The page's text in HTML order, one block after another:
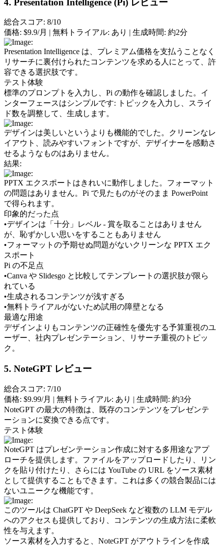
総合スコア: 8/10
価格: $9.9/月 | 無料トライアル: あり | 生成時間: 約2分
Presentation Intelligence は、プレミアム価格を支払うことなく
リサーチに裏付けられたコンテンツを求める人にとって、許
容できる選択肢です。
テスト体験
標準のプロンプトを入力し、Pi の動作を確認しました。イ
ンターフェースはシンプルです: トピックを入力し、スライ
ド数を調整して、生成します。
デザインは美しいというよりも機能的でした。クリーンなレ
イアウト、読みやすいフォントですが、デザイナーを感動さ
せるようなものはありません。
結果:
PPTX エクスポートはきれいに動作しました。フォーマット
の問題はありません。Pi で見たものがそのまま PowerPoint
で得られます。
印象的だった点
•デザインは「十分」レベル - 賞を取ることはありません
が、恥ずかしい思いをすることもありません
•フォーマットの予期せぬ問題がないクリーンな PPTX エク
スポート
Pi の不足点
•Canva や Slidesgo と比較してテンプレートの選択肢が限ら
れている
•生成されるコンテンツが浅すぎる
•無料トライアルがないため試用の障壁となる
最適な用途
デザインよりもコンテンツの正確性を優先する予算重視のユ
ーザー、社内プレゼンテーション、リサーチ重視のトピッ
ク。
5. NoteGPT レビュー
総合スコア: 7/10
価格: $9.99/月 | 無料トライアル: あり | 生成時間: 約3分
NoteGPT の最大の特徴は、既存のコンテンツをプレゼンテ
ーションに変換できる点です。
テスト体験
NoteGPT はプレゼンテーション作成に対する多用途なアプ
ローチを提供します。ファイルをアップロードしたり、リン
クを貼り付けたり、さらには YouTube の URL をソース素材
として提供することもできます。これは多くの競合製品には
ないユニークな機能です。
このツールは ChatGPT や DeepSeek など複数の LLM モデル
へのアクセスも提供しており、コンテンツの生成方法に柔軟
性を与えます。
ソース素材を入力すると、NoteGPT がアウトラインを作成